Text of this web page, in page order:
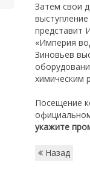
Затем свои
представит
«Империя
Зиновьев
химическим
Посещение
укажите
Назад